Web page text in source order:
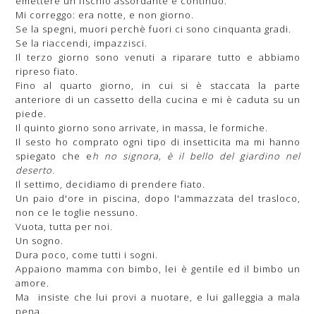
Mi correggo: era notte, e non giorno.
Se la spegni, muori perchè fuori ci sono cinquanta gradi.
Se la riaccendi, impazzisci.
Il terzo giorno sono venuti a riparare tutto e abbiamo
ripreso fiato.
Fino al quarto giorno, in cui si è staccata la parte
anteriore di un cassetto della cucina e mi è caduta su un
piede.
Il quinto giorno sono arrivate, in massa, le formiche.
Il sesto ho comprato ogni tipo di insetticita ma mi hanno
spiegato che eh no signora, è il bello del giardino nel
deserto.
Il settimo, decidiamo di prendere fiato.
Un paio d'ore in piscina, dopo l'ammazzata del trasloco,
non ce le toglie nessuno.
Vuota, tutta per noi.
Un sogno.
Dura poco, come tutti i sogni.
Appaiono mamma con bimbo, lei è gentile ed il bimbo un
amore.
Ma insiste che lui provi a nuotare, e lui galleggia a mala
pena.